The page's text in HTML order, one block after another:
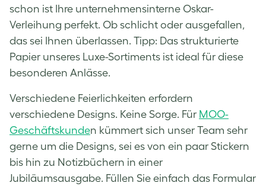
schon ist Ihre unternehmensinterne Oskar-
Verleihung perfekt. Ob schlicht oder ausgefallen,
das sei Ihnen überlassen. Tipp: Das strukturierte
Papier unseres Luxe-Sortiments ist ideal für diese
besonderen Anlässe.
Verschiedene Feierlichkeiten erfordern
verschiedene Designs. Keine Sorge. Für MOO-
Geschäftskunden kümmert sich unser Team sehr
gerne um die Designs, sei es von ein paar Stickern
bis hin zu Notizbüchern in einer
Jubiläumsausgabe. Füllen Sie einfach das Formular